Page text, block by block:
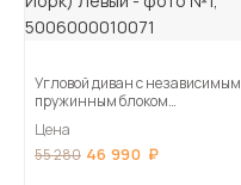
Угловой диван с независимым
пружинным блоком
Левый
Цена
55 280 46 990